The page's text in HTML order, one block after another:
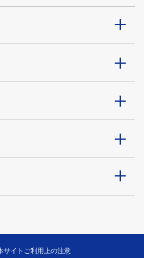
サイトご利用上の注意